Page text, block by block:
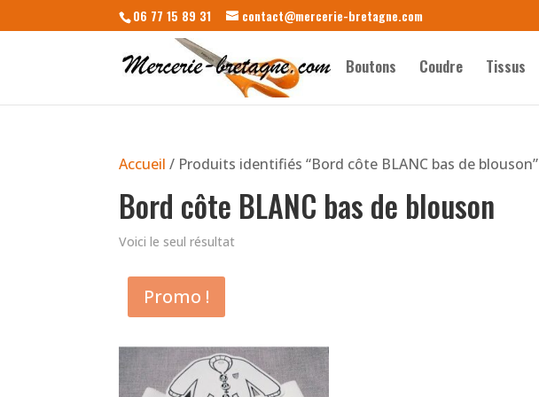
06 77 15 89 31 contact@mercerie-bretagne.com
Boutons Coudre Tissus
Accueil / Produits identifiés “Bord côte BLANC bas de blouson”
Bord côte BLANC bas de blouson
Voici le seul résultat
Promo !